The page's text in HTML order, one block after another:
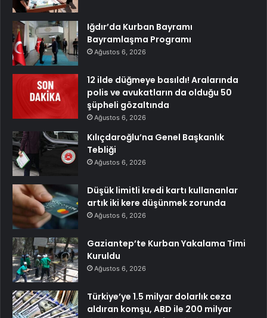
Iğdır’da Kurban Bayramı
Bayramlaşma Programı
Ağustos 6, 2026
12 ilde düğmeye basıldı! Aralarında
polis ve avukatların da olduğu 50
şüpheli gözaltında
Ağustos 6, 2026
Kılıçdaroğlu’na Genel Başkanlık
Tebliği
Ağustos 6, 2026
Düşük limitli kredi kartı kullananlar
artık iki kere düşünmek zorunda
Ağustos 6, 2026
Gaziantep’te Kurban Yakalama Timi
Kuruldu
Ağustos 6, 2026
Türkiye’ye 1.5 milyar dolarlık ceza
aldıran komşu, ABD ile 200 milyar